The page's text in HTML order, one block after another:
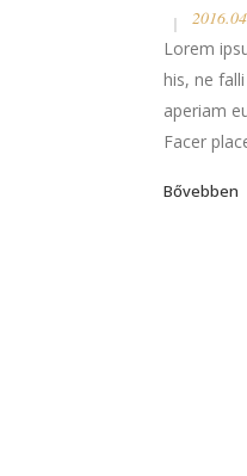
Lorem
his, ne
aperiam
Facer
Bővebben